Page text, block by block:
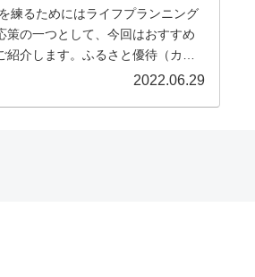
練るためにはライフプランニング
の一つとして、今回はおすすめ
介します。ふるさと優待（カタ
2022.06.29